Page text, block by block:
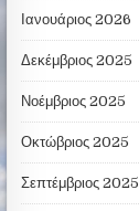
Ιανουάριος 2026
Δεκέμβριος 2025
Νοέμβριος 2025
Οκτώβριος 2025
Σεπτέμβριος 2025